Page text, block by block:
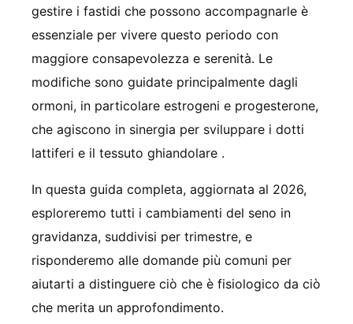
gestire i fastidi che possono accompagnarle è
essenziale per vivere questo periodo con
maggiore consapevolezza e serenità. Le
modifiche sono guidate principalmente dagli
ormoni, in particolare estrogeni e progesterone,
che agiscono in sinergia per sviluppare i dotti
lattiferi e il tessuto ghiandolare .
In questa guida completa, aggiornata al 2026,
esploreremo tutti i cambiamenti del seno in
gravidanza, suddivisi per trimestre, e
risponderemo alle domande più comuni per
aiutarti a distinguere ciò che è fisiologico da ciò
che merita un approfondimento.